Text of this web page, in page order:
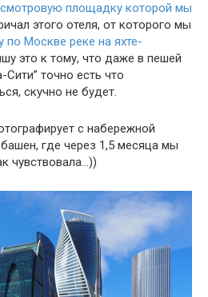
смотровую площадку которой мы
этого отеля, от которого мы
по Москве реке на яхте-
это к тому, что даже в пешей
точно есть что
скучно не будет.
с набережной
где через 1,5 месяца мы
чувствовала…))